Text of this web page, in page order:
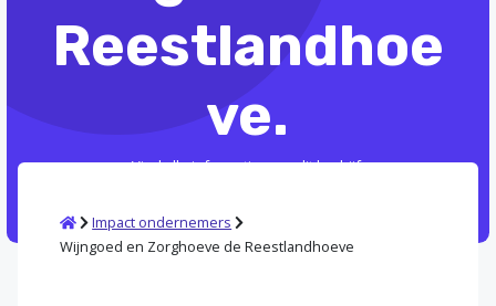
Reestlandhoe
ve.
Vind alle informatie over dit bedrijf.
HomeImpact ondernemers
Wijngoed en Zorghoeve de Reestlandhoeve